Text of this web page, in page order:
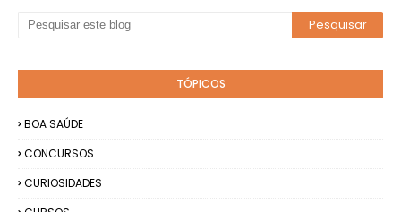
TÓPICOS
BOA SAÚDE
CONCURSOS
CURIOSIDADES